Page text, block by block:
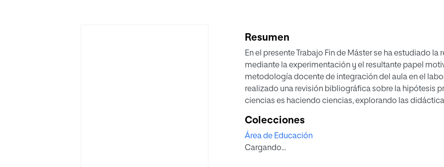
Resumen
En el presente Trabajo Fin de Máster se ha estudiado
mediante la experimentación y el resultante papel
metodología docente de integración del aula en el
realizado una revisión bibliográfica sobre la hipótesis
ciencias es haciendo ciencias, explorando las
construcción de conocimientos y actitudes que se
individual, guiada por una metodología docente
demostrar el aumento de motivación y asimilación de
Colecciones
Área de Educación
Cargando...